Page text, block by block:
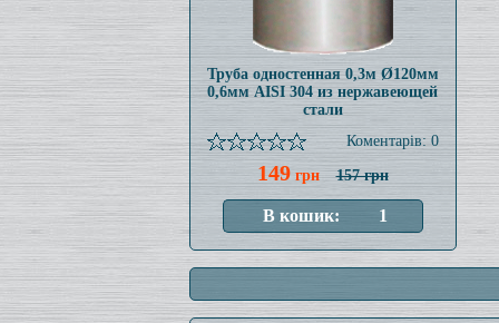
Труба одностенная 0,3м Ø120мм
0,6мм AISI 304 из нержавеющей
стали
Коментарів: 0
149грн 157 грн